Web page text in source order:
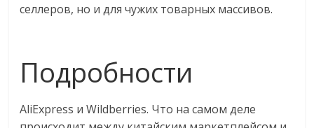
селлеров, но и для чужих товарных массивов.
Подробности
AliExpress и Wildberries. Что на самом деле